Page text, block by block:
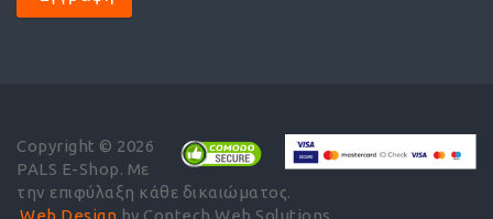
Copyright © 2026
PALS E-Shop. Με
την επιφύλαξη κάθε δικαιώματος.
Web Design by Contech Web Solutions